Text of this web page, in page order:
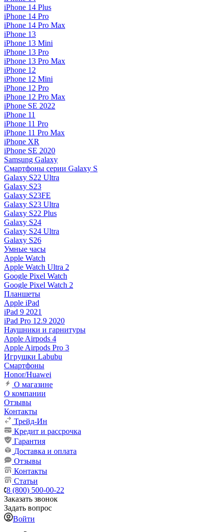
iPhone 14 Plus
iPhone 14 Pro
iPhone 14 Pro Max
iPhone 13
iPhone 13 Mini
iPhone 13 Pro
iPhone 13 Pro Max
iPhone 12
iPhone 12 Mini
iPhone 12 Pro
iPhone 12 Pro Max
iPhone SE 2022
iPhone 11
iPhone 11 Pro
iPhone 11 Pro Max
iPhone XR
iPhone SE 2020
Samsung Galaxy
Смартфоны серии Galaxy S
Galaxy S22 Ultra
Galaxy S23
Galaxy S23FE
Galaxy S23 Ultra
Galaxy S22 Plus
Galaxy S24
Galaxy S24 Ultra
Galaxy S26
Умные часы
Apple Watch
Apple Watch Ultra 2
Google Pixel Watch
Google Pixel Watch 2
Планшеты
Apple iPad
iPad 9 2021
iPad Pro 12.9 2020
Наушники и гарнитуры
Apple Airpods 4
Apple Airpods Pro 3
Игрушки Labubu
Смартфоны
Honor/Huawei
О магазине
О компании
Отзывы
Контакты
Трейд-Ин
Кредит и рассрочка
Гарантия
Доставка и оплата
Отзывы
Контакты
Статьи
8 (800) 500-00-22
Заказать звонок
Задать вопрос
Войти